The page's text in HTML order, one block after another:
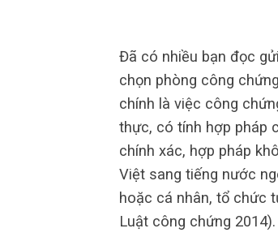
Đã có nhiều bạn đọc
chọn phòng công
chính là việc công
thực, có tính hợp pháp
chính xác, hợp pháp
Việt sang tiếng nước
hoặc cá nhân, tổ chức
Luật công chứng 2014).